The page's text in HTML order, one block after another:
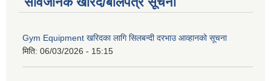
Gym Equipment खरिदका लागि सिलबन्दी दरभाउ आव्हानको सूचना
मिति: 06/03/2026 - 15:15